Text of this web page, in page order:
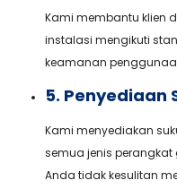
Kami membantu klien
instalasi mengikuti
keamanan
5. Penyediaan
Kami menyediakan
semua jenis perangkat
Anda tidak kesulitan